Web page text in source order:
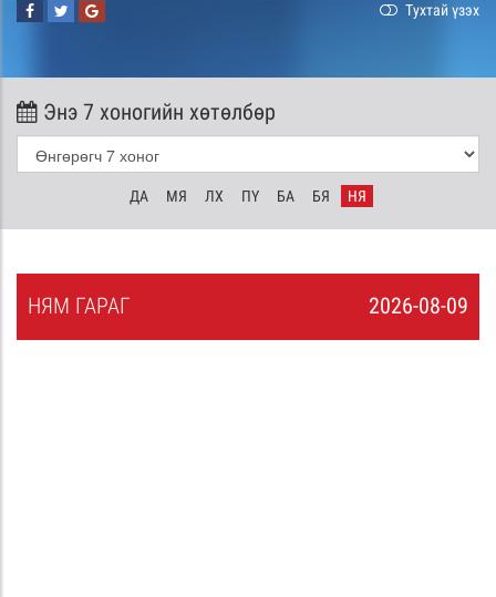
Тухтай үзэх
Энэ 7 хоногийн хөтөлбөр
ДА МЯ ЛХ ПҮ БА БЯ НЯ
2026-08-09
НЯМ ГАРАГ